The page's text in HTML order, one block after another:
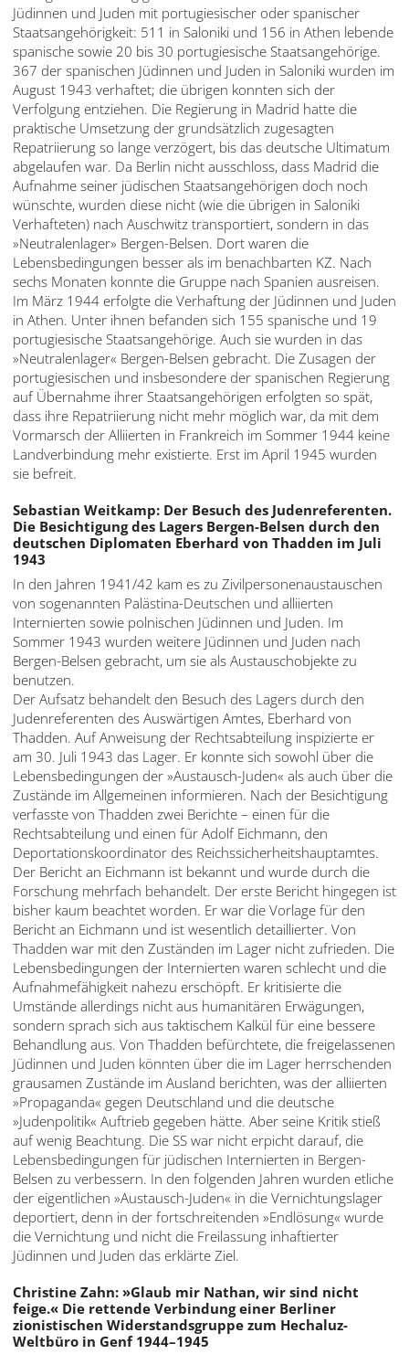
Jüdinnen und Juden mit portugiesischer oder spanischer
Staatsangehörigkeit: 511 in Saloniki und 156 in Athen lebende
spanische sowie 20 bis 30 portugiesische Staatsangehörige.
367 der spanischen Jüdinnen und Juden in Saloniki wurden im
August 1943 verhaftet; die übrigen konnten sich der
Verfolgung entziehen. Die Regierung in Madrid hatte die
praktische Umsetzung der grundsätzlich zugesagten
Repatriierung so lange verzögert, bis das deutsche Ultimatum
abgelaufen war. Da Berlin nicht ausschloss, dass Madrid die
Aufnahme seiner jüdischen Staatsangehörigen doch noch
wünschte, wurden diese nicht (wie die übrigen in Saloniki
Verhafteten) nach Auschwitz transportiert, sondern in das
»Neutralenlager» Bergen-Belsen. Dort waren die
Lebensbedingungen besser als im benachbarten KZ. Nach
sechs Monaten konnte die Gruppe nach Spanien ausreisen.
Im März 1944 erfolgte die Verhaftung der Jüdinnen und Juden
in Athen. Unter ihnen befanden sich 155 spanische und 19
portugiesische Staatsangehörige. Auch sie wurden in das
»Neutralenlager« Bergen-Belsen gebracht. Die Zusagen der
portugiesischen und insbesondere der spanischen Regierung
auf Übernahme ihrer Staatsangehörigen erfolgten so spät,
dass ihre Repatriierung nicht mehr möglich war, da mit dem
Vormarsch der Alliierten in Frankreich im Sommer 1944 keine
Landverbindung mehr existierte. Erst im April 1945 wurden
sie befreit.
Sebastian Weitkamp: Der Besuch des Judenreferenten.
Die Besichtigung des Lagers Bergen-Belsen durch den
deutschen Diplomaten Eberhard von Thadden im Juli
1943
In den Jahren 1941/42 kam es zu Zivilpersonenaustauschen
von sogenannten Palästina-Deutschen und alliierten
Internierten sowie polnischen Jüdinnen und Juden. Im
Sommer 1943 wurden weitere Jüdinnen und Juden nach
Bergen-Belsen gebracht, um sie als Austauschobjekte zu
benutzen.
Der Aufsatz behandelt den Besuch des Lagers durch den
Judenreferenten des Auswärtigen Amtes, Eberhard von
Thadden. Auf Anweisung der Rechtsabteilung inspizierte er
am 30. Juli 1943 das Lager. Er konnte sich sowohl über die
Lebensbedingungen der »Austausch-Juden« als auch über die
Zustände im Allgemeinen informieren. Nach der Besichtigung
verfasste von Thadden zwei Berichte – einen für die
Rechtsabteilung und einen für Adolf Eichmann, den
Deportationskoordinator des Reichssicherheitshauptamtes.
Der Bericht an Eichmann ist bekannt und wurde durch die
Forschung mehrfach behandelt. Der erste Bericht hingegen ist
bisher kaum beachtet worden. Er war die Vorlage für den
Bericht an Eichmann und ist wesentlich detaillierter. Von
Thadden war mit den Zuständen im Lager nicht zufrieden. Die
Lebensbedingungen der Internierten waren schlecht und die
Aufnahmefähigkeit nahezu erschöpft. Er kritisierte die
Umstände allerdings nicht aus humanitären Erwägungen,
sondern sprach sich aus taktischem Kalkül für eine bessere
Behandlung aus. Von Thadden befürchtete, die freigelassenen
Jüdinnen und Juden könnten über die im Lager herrschenden
grausamen Zustände im Ausland berichten, was der alliierten
»Propaganda« gegen Deutschland und die deutsche
»Judenpolitik« Auftrieb gegeben hätte. Aber seine Kritik stieß
auf wenig Beachtung. Die SS war nicht erpicht darauf, die
Lebensbedingungen für jüdischen Internierten in Bergen-
Belsen zu verbessern. In den folgenden Jahren wurden etliche
der eigentlichen »Austausch-Juden« in die Vernichtungslager
deportiert, denn in der fortschreitenden »Endlösung« wurde
die Vernichtung und nicht die Freilassung inhaftierter
Jüdinnen und Juden das erklärte Ziel.
Christine Zahn: »Glaub mir Nathan, wir sind nicht
feige.« Die rettende Verbindung einer Berliner
zionistischen Widerstandsgruppe zum Hechaluz-
Weltbüro in Genf 1944–1945